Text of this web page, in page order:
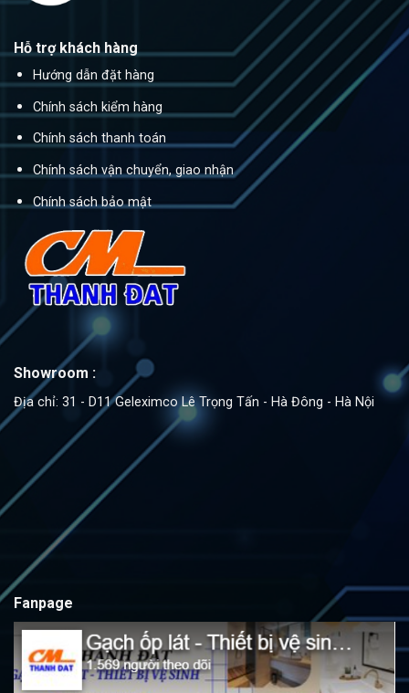
Hỗ trợ khách hàng
Hướng dẫn đặt hàng
Chính sách kiểm hàng
Chính sách thanh toán
Chính sách vận chuyển, giao nhận
Chính sách bảo mật
Showroom :
Địa chỉ: 31 - D11 Geleximco Lê Trọng Tấn - Hà Đông - Hà Nội
Fanpage